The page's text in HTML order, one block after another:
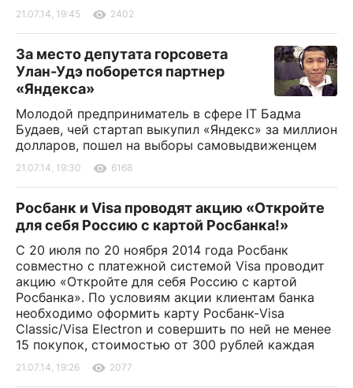
21.07.14, 19:45 2402
За место депутата горсовета
Улан-Удэ поборется партнер
«Яндекса»
Молодой предприниматель в сфере IT Бадма
Будаев, чей стартап выкупил «Яндекс» за миллион
долларов, пошел на выборы самовыдвиженцем
21.07.14, 19:30 6168
Росбанк и Visa проводят акцию «Откройте
для себя Россию с картой Росбанка!»
С 20 июля по 20 ноября 2014 года Росбанк
совместно с платежной системой Visa проводит
акцию «Откройте для себя Россию с картой
Росбанка». По условиям акции клиентам банка
необходимо оформить карту Росбанк-Visa
Classic/Visa Electron и совершить по ней не менее
15 покупок, стоимостью от 300 рублей каждая
21.07.14, 19:26 2077